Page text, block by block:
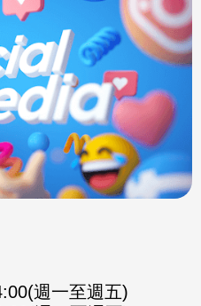
週一至週五)